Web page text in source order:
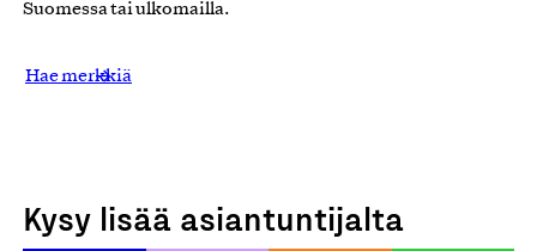
Suomessa tai ulkomailla.
Hae merkkiä
Kysy lisää asiantuntijalta